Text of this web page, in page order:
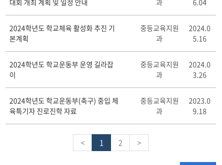
대회 개최 계획 및 일정 안내
과
6.04
2024학년도 학교체육 활성화 추진 기
본계획
중등교육지원
과
2024.0
5.16
2024학년도 학교운동부 운영 길라잡
이
중등교육지원
과
2024.0
3.26
2024학년도 학교운동부(축구) 중입 체
육특기자 진로진학 자료
중등교육지원
과
2023.0
9.18
< 1 2 >